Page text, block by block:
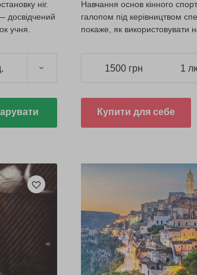
ніг.
досвідчений
учня.
Навчання основ кінного
галопом під керівництвом
покаже, як використовувати
1500 грн 1
Купити для себе